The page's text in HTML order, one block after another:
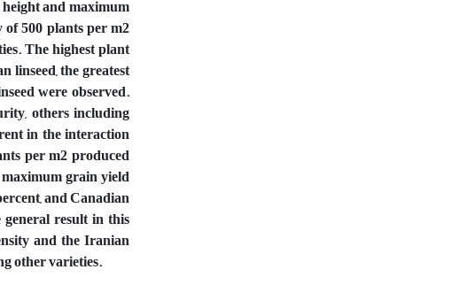
and maximum
500 plants per m2
The highest plant
linseed, the greatest
were observed.
others including
in the interaction
per m2 produced
grain yield
and Canadian
result in this
and the Iranian
other varieties.